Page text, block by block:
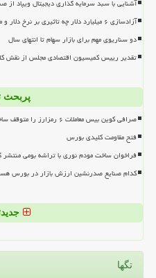
آشنایی با سبد سرمایه گذاری دیجیتال ویپاد از
آزادسازی ۶ میلیارد دلار چه تاثیری بر نرخ دلار و معیشت مردم دارد؟
دو سناریوی مهم برای بازار سهام تا انتهای سال
تقدیر رییس کمیسیون اقتصادی مجلس از نقش
پربحث
صرافی کوین بیس معاملات ۶ رمزارز را متوقف ساخت
فتح مقاومت کلیدی بورس
فراخوان ساخت مودم نوری با تراشه بومی منتشر
کدام صنایع صدرنشین ارزش بازار در بورس هستند به
تگها